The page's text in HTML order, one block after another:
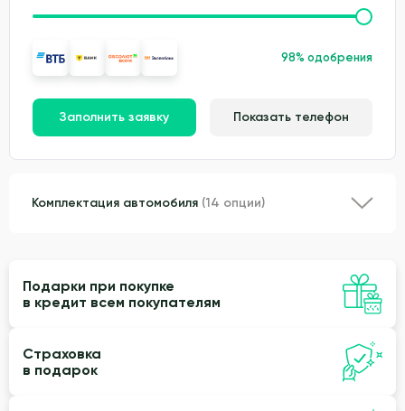
98% одобрения
Заполнить заявку Показать телефон
Комплектация автомобиля (14 опции)
Подарки при покупке
в кредит всем покупателям
Страховка
в подарок